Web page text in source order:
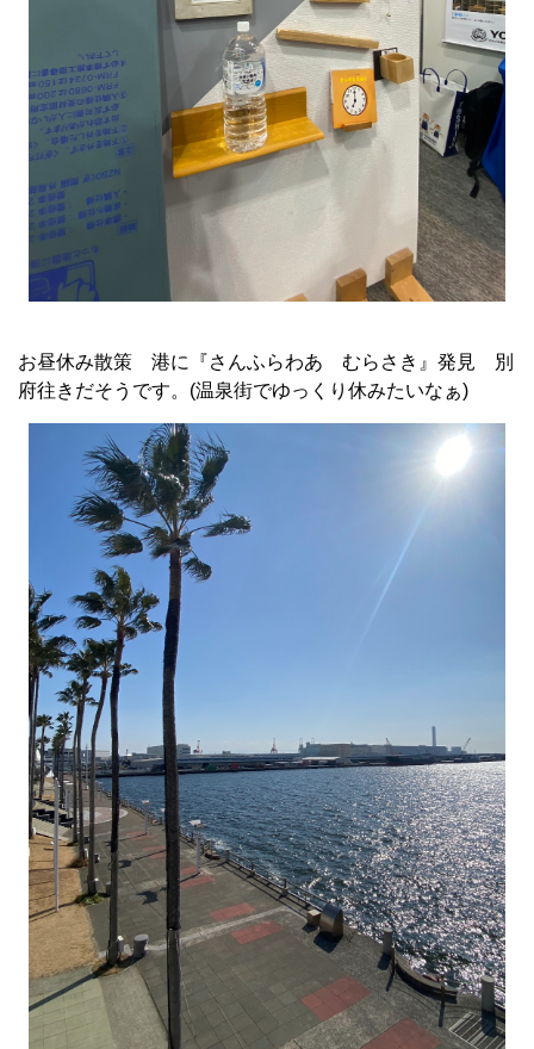
お昼休み散策 港に『さんふらわあ むらさき』発見 別
府往きだそうです。(温泉街でゆっくり休みたいなぁ)